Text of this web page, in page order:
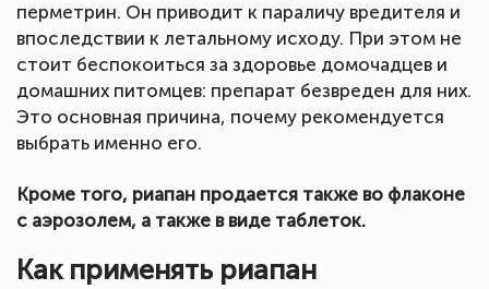
перметрин. Он приводит к параличу вредителя и
впоследствии к летальному исходу. При этом не
стоит беспокоиться за здоровье домочадцев и
домашних питомцев: препарат безвреден для них.
Это основная причина, почему рекомендуется
выбрать именно его.
Кроме того, риапан продается также во флаконе
с аэрозолем, а также в виде таблеток.
Как применять риапан